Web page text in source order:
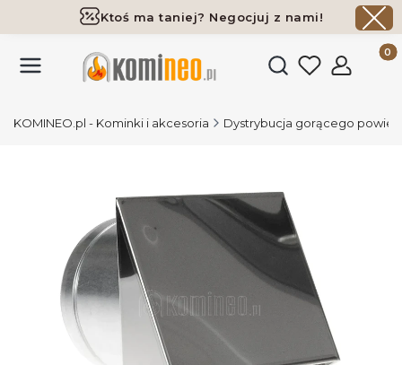
Ktoś ma taniej? Negocjuj z nami!
Darmowa dostawa już od 700 zł
Otwórz
KOMINEO.pl - Kominki i akcesoria Dystrybucja gorącego